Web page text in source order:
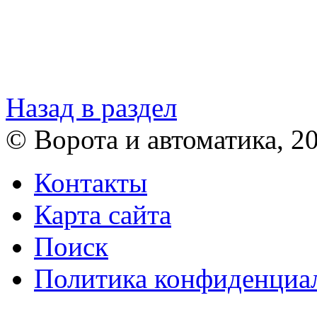
Назад в раздел
© Ворота и автоматика,
Контакты
Карта сайта
Поиск
Политика